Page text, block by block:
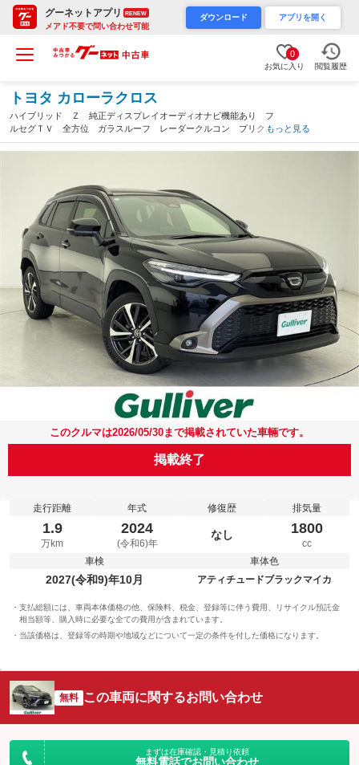
グーネットアプリ RENEW
メアド不要で問い合わせ可能
ダウンロード アプリを開く
0
お気に入り 閲覧履歴
トヨタ カローラクロス
ハイブリッド Ｚ 純正ディスプレイオーディオナビ機能あり フ
ルセグＴＶ 全方位 ガラスルーフ レーダークルコン プリクラ
ッシュセーフティ レーンキープアシスト オートハイビーム Ｂ
ＳＭ パワーバックドア（千葉県）
もっと見る
このクルマは2026/05/30まで掲載されていた車輛です。
掲載終了
走行距離
1.9
万km
年式
2024
(令和6)年
修復歴
なし
排気量
1800
cc
車検
2027(令和9)年10月
車体色
アティチュードブラックマイカ
支払総額には、車両本体価格の他、保険料、税金、登録等に伴う費用、リサイクル預託金
相当額等、購入時に必要な全ての費用が含まれています。
当該価格は、登録等の時期や地域などについて一定の条件を付した価格になります。
無料 この車両に関するお問い合わせ
まずは在庫確認・見積り依頼
無料電話でお問い合わせ